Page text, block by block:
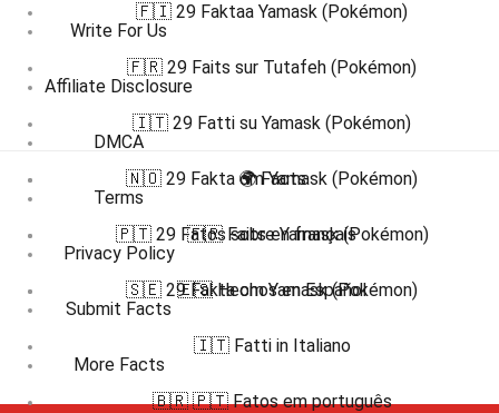
Write For Us
Affiliate Disclosure
DMCA
Terms
Privacy Policy
Submit Facts
More Facts
🇫🇮 29 Faktaa Yamask (Pokémon)
🇫🇷 29 Faits sur Tutafeh (Pokémon)
🇮🇹 29 Fatti su Yamask (Pokémon)
🇳🇴 29 Fakta om Yamask (Pokémon)
🇵🇹 29 Fatos sobre Yamask (Pokémon)
🇸🇪 29 Fakta om Yamask (Pokémon)
🌍 Facts
🇫🇷 Faits en français
🇪🇸 Hechos en Español
🇮🇹 Fatti in Italiano
🇧🇷 🇵🇹 Fatos em português